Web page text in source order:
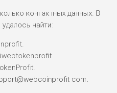
контактных данных. В
найти:
com.